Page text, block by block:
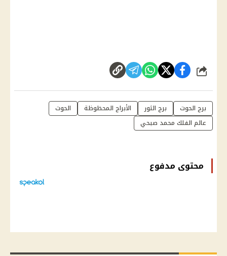
شارك
برج الحوت برج الثور الأبراج المحظوظة
الحوت
عالم الفلك محمد صبحي
محتوى مدفوع